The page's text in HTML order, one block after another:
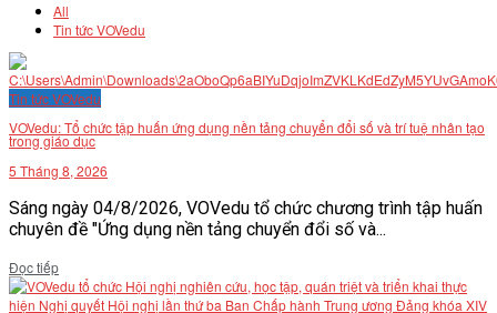
All
Tin tức VOVedu
Tin tức VOVedu
VOVedu: Tổ chức tập huấn ứng dụng nền tảng chuyển đổi số và trí tuệ nhân tạo
trong giáo dục
5 Tháng 8, 2026
Sáng ngày 04/8/2026, VOVedu tổ chức chương trình tập huấn
chuyên đề "Ứng dụng nền tảng chuyển đổi số và...
Đọc tiếpDetails